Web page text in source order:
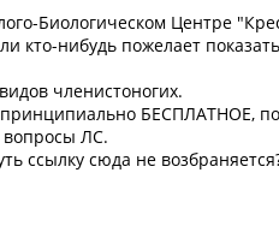
Биологическом Центре
кто-нибудь пожелает
членистоногих.
БЕСПЛАТНОЕ,
вопросы ЛС.
ссылку сюда не